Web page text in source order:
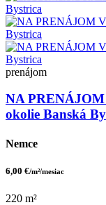
prenájom
NA
okolie Banská
Nemce
6,00 €/m²/mesiac
220 m²